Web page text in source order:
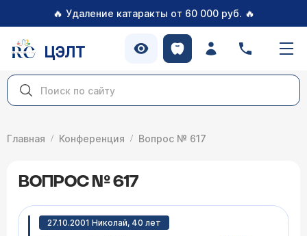
🔥 Удаление катаракты от 60 000 руб. 🔥
ЦЭЛТ
Главная Конференция Вопрос № 617
ВОПРОС № 617
27.10.2001 Николай, 40 лет